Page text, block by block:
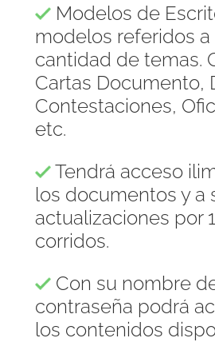
Modelos de
modelos referidos a
cantidad de temas.
Cartas Documento,
Contestaciones,
etc.
Tendrá acceso
los documentos y a
actualizaciones por
corridos.
Con su nombre
contraseña podrá
los contenidos